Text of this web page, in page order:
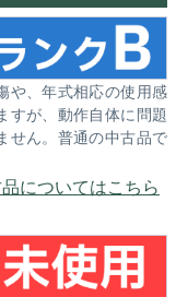
や、年式相応の使用感
すが、動作自体に問題
せん。普通の中古品で
についてはこちら